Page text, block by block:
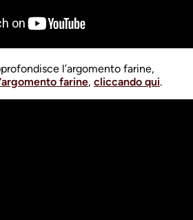
l’argomento farine,
farine, cliccando qui.